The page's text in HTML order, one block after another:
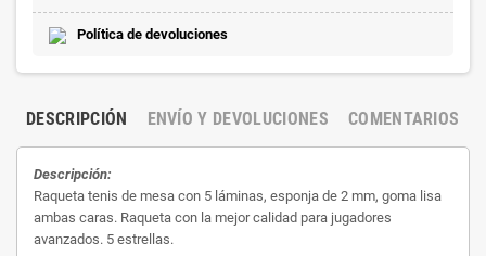
Política de devoluciones
DESCRIPCIÓN ENVÍO Y DEVOLUCIONES COMENTARIOS
Descripción:
Raqueta tenis de mesa con 5 láminas, esponja de 2 mm, goma lisa
ambas caras. Raqueta con la mejor calidad para jugadores
avanzados. 5 estrellas.